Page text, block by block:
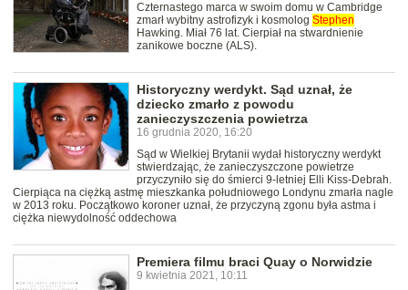
Czternastego marca w swoim domu w Cambridge
zmarł wybitny astrofizyk i kosmolog Stephen
Hawking. Miał 76 lat. Cierpiał na stwardnienie
zanikowe boczne (ALS).
Historyczny werdykt. Sąd uznał, że
dziecko zmarło z powodu
zanieczyszczenia powietrza
16 grudnia 2020, 16:20
Sąd w Wielkiej Brytanii wydał historyczny werdykt
stwierdzając, że zanieczyszczone powietrze
przyczyniło się do śmierci 9-letniej Elli Kiss-Debrah.
Cierpiąca na ciężką astmę mieszkanka południowego Londynu zmarła nagle
w 2013 roku. Początkowo koroner uznał, że przyczyną zgonu była astma i
ciężka niewydolność oddechowa
Premiera filmu braci Quay o Norwidzie
9 kwietnia 2021, 10:11